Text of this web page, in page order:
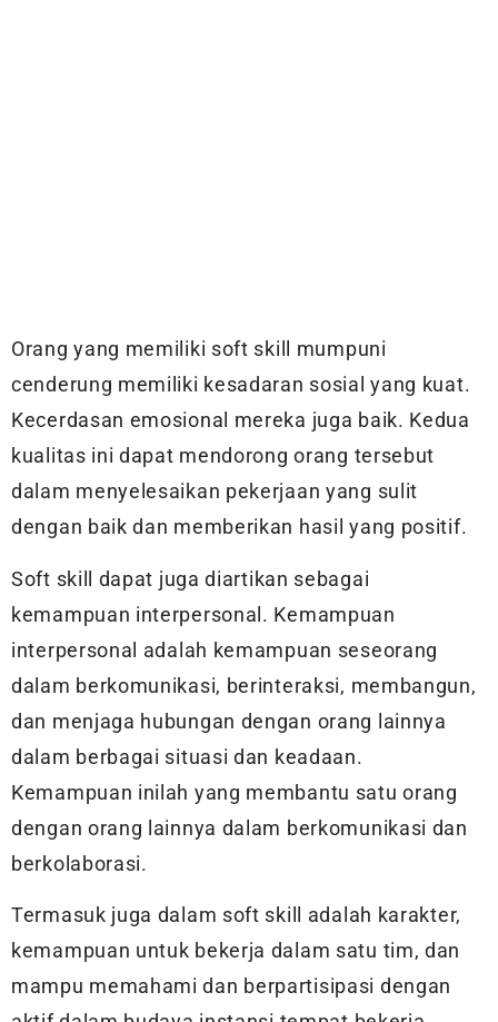
Orang yang memiliki soft skill mumpuni
cenderung memiliki kesadaran sosial yang kuat.
Kecerdasan emosional mereka juga baik. Kedua
kualitas ini dapat mendorong orang tersebut
dalam menyelesaikan pekerjaan yang sulit
dengan baik dan memberikan hasil yang positif.
Soft skill dapat juga diartikan sebagai
kemampuan interpersonal. Kemampuan
interpersonal adalah kemampuan seseorang
dalam berkomunikasi, berinteraksi, membangun,
dan menjaga hubungan dengan orang lainnya
dalam berbagai situasi dan keadaan.
Kemampuan inilah yang membantu satu orang
dengan orang lainnya dalam berkomunikasi dan
berkolaborasi.
Termasuk juga dalam soft skill adalah karakter,
kemampuan untuk bekerja dalam satu tim, dan
mampu memahami dan berpartisipasi dengan